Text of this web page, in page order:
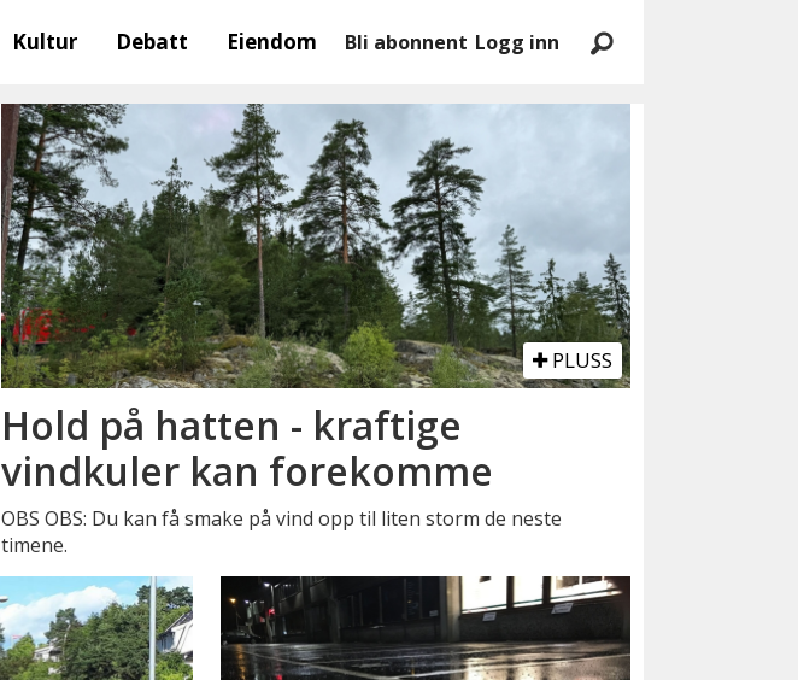
Kultur Debatt Eiendom Bli abonnent Logg inn
PLUSS
Hold på hatten - kraftige
vindkuler kan forekomme
OBS OBS: Du kan få smake på vind opp til liten storm de neste
timene.